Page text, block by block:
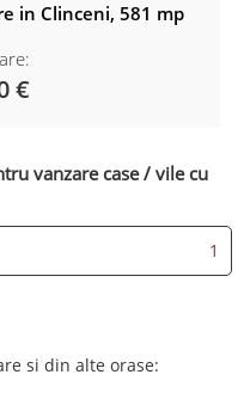
in Clinceni, 581 mp
€
vanzare case / vile cu
1
si din alte orase: